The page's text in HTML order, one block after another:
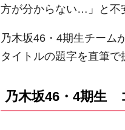
方が分からない…」と不
乃木坂46・4期生チーム
タイトルの題字を直筆で
乃木坂46・4期生